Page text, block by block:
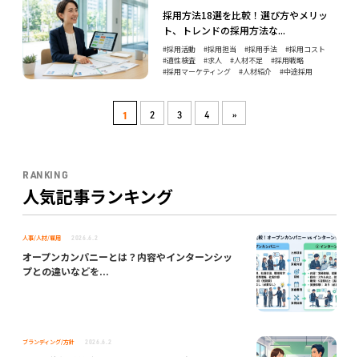
採用方法18選を比較！選び方やメリッ
ト、トレンドの採用方法な...
採用活動 採用担当 採用手法
採用コスト
適性検査
求人 人材不足
採用戦略
採用マーケティング
人材紹介 中途採用
1 2 3 4 »
RANKING
人気記事ランキング
人事/人材/雇用 2026.6.2
オープンカンパニーとは？内容やインターンシッ
プとの違いなどを...
ブランディング/方針 2026.6.2